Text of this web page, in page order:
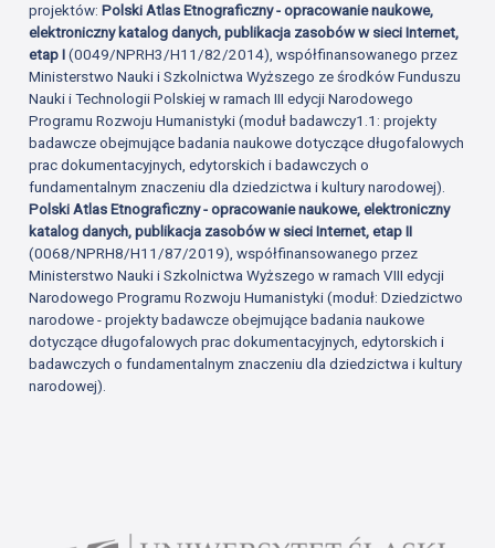
projektów:Polski Atlas Etnograficzny - opracowanie naukowe,
elektroniczny katalog danych, publikacja zasobów w sieci Internet,
etap I(0049/NPRH3/H11/82/2014), współfinansowanego przez
Ministerstwo Nauki i Szkolnictwa Wyższego ze środków Funduszu
Nauki i Technologii Polskiej w ramach III edycji Narodowego
Programu Rozwoju Humanistyki (moduł badawczy1.1: projekty
badawcze obejmujące badania naukowe dotyczące długofalowych
prac dokumentacyjnych, edytorskich i badawczych o
fundamentalnym znaczeniu dla dziedzictwa i kultury narodowej).
Polski Atlas Etnograficzny - opracowanie naukowe, elektroniczny
katalog danych, publikacja zasobów w sieci Internet, etap II
(0068/NPRH8/H11/87/2019), współfinansowanego przez
Ministerstwo Nauki i Szkolnictwa Wyższego w ramach VIII edycji
Narodowego Programu Rozwoju Humanistyki (moduł: Dziedzictwo
narodowe - projekty badawcze obejmujące badania naukowe
dotyczące długofalowych prac dokumentacyjnych, edytorskich i
badawczych o fundamentalnym znaczeniu dla dziedzictwa i kultury
narodowej).